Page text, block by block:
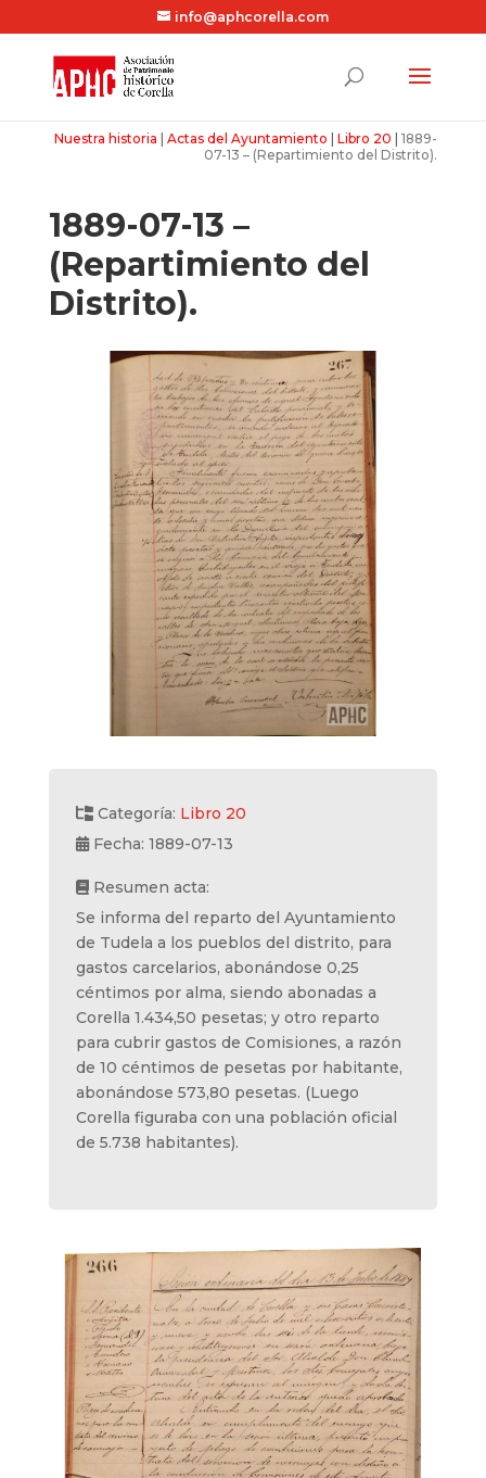
info@aphcorella.com
Nuestra historia |Actas del Ayuntamiento |Libro 20 |1889-
07-13 – (Repartimiento del Distrito).
1889-07-13 –
(Repartimiento del
Distrito).
Categoría: Libro 20
Fecha: 1889-07-13
Resumen acta:
Se informa del reparto del Ayuntamiento
de Tudela a los pueblos del distrito, para
gastos carcelarios, abonándose 0,25
céntimos por alma, siendo abonadas a
Corella 1.434,50 pesetas; y otro reparto
para cubrir gastos de Comisiones, a razón
de 10 céntimos de pesetas por habitante,
abonándose 573,80 pesetas. (Luego
Corella figuraba con una población oficial
de 5.738 habitantes).